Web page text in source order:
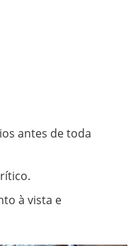
antes de toda
à vista e